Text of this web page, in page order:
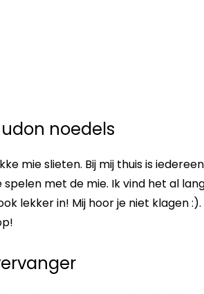
noedels
mie slieten. Bij mij thuis is
spelen met de mie. Ik vind het al
lekker in! Mij hoor je niet klagen